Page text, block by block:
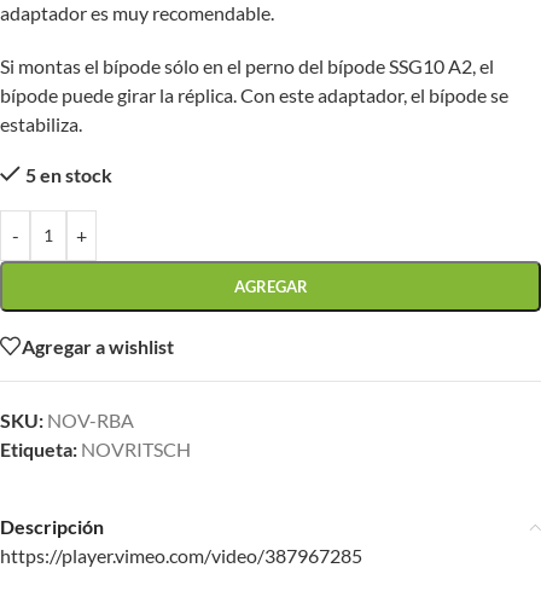
adaptador es muy recomendable.
Si montas el bípode sólo en el perno del bípode SSG10 A2, el
bípode puede girar la réplica. Con este adaptador, el bípode se
estabiliza.
5 en stock
- +
AGREGAR
Agregar a wishlist
SKU: NOV-RBA
Etiqueta: NOVRITSCH
Descripción
https://player.vimeo.com/video/387967285